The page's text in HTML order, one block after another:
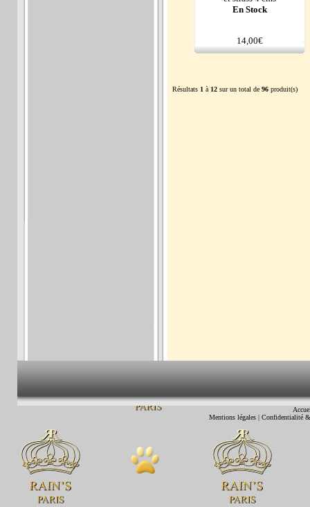
En Stock
14,00€
Résultats 1 à 12 sur un total de 96 produit(s)
Mentions légales | Confidentialité